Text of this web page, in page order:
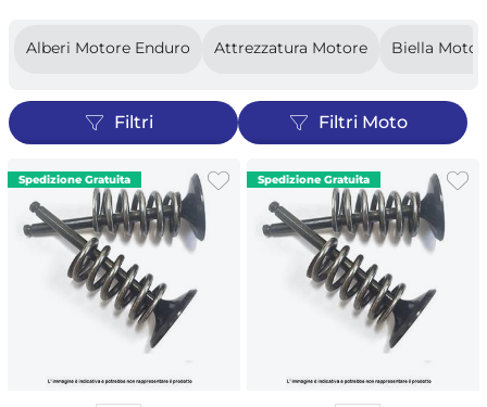
Alberi Motore Enduro Attrezzatura Motore Biella
Filtri Filtri Moto